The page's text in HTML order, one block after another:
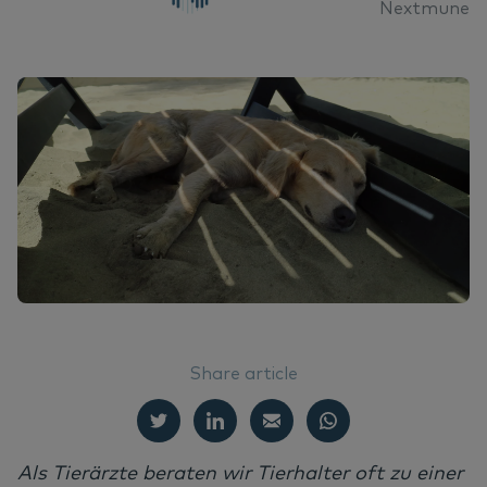
English
Español
Nederlands
Norsk
Svenska
Nextmune
Share article
Als Tierärzte beraten wir Tierhalter oft zu einer